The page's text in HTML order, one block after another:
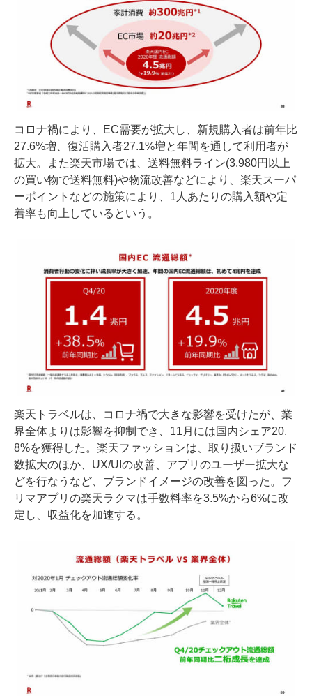
コロナ禍により、EC需要が拡大し、新規購入者は前年比
27.6%増、復活購入者27.1%増と年間を通して利用者が
拡大。また楽天市場では、送料無料ライン(3,980円以上
の買い物で送料無料)や物流改善などにより、楽天スーパ
ーポイントなどの施策により、1人あたりの購入額や定
着率も向上しているという。
楽天トラベルは、コロナ禍で大きな影響を受けたが、業
界全体よりは影響を抑制でき、11月には国内シェア20.
8%を獲得した。楽天ファッションは、取り扱いブランド
数拡大のほか、UX/UIの改善、アプリのユーザー拡大な
どを行なうなど、ブランドイメージの改善を図った。フ
リマアプリの楽天ラクマは手数料率を3.5%から6%に改
定し、収益化を加速する。